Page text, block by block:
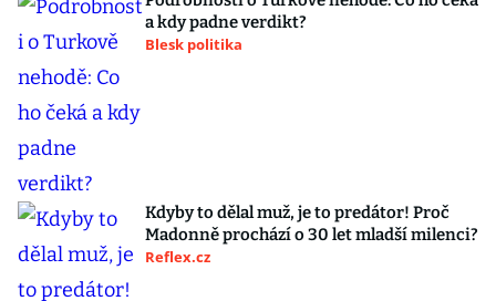
a kdy padne verdikt?
Blesk politika
Kdyby to dělal muž, je to predátor! Proč
Madonně prochází o 30 let mladší milenci?
Reflex.cz